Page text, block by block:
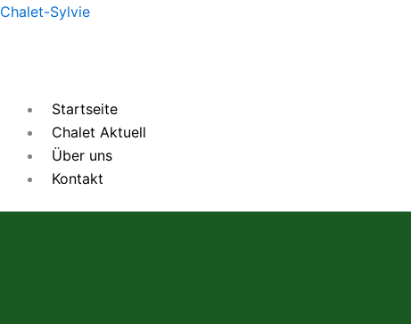
Zum
Chalet-Sylvie
Startseite
Chalet Aktuell
Über uns
Kontakt